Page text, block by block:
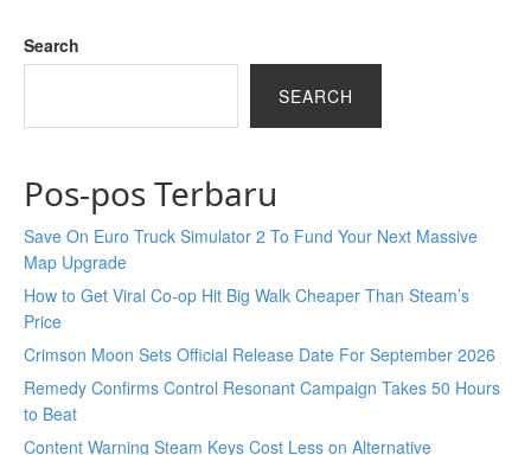
Search
SEARCH
Pos-pos Terbaru
Save On Euro Truck Simulator 2 To Fund Your Next Massive
Map Upgrade
How to Get Viral Co-op Hit Big Walk Cheaper Than Steam’s
Price
Crimson Moon Sets Official Release Date For September 2026
Remedy Confirms Control Resonant Campaign Takes 50 Hours
to Beat
Content Warning Steam Keys Cost Less on Alternative